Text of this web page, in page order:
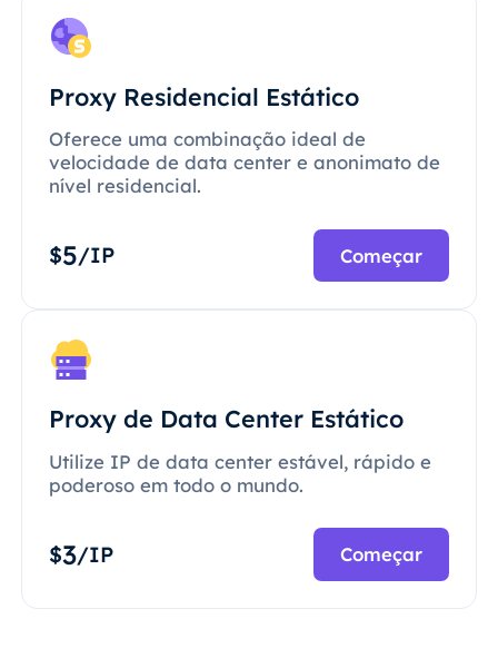
Proxy Residencial Estático
Oferece uma combinação ideal de
velocidade de data center e anonimato de
nível residencial.
$5/IP Começar
Proxy de Data Center Estático
Utilize IP de data center estável, rápido e
poderoso em todo o mundo.
$3/IP Começar